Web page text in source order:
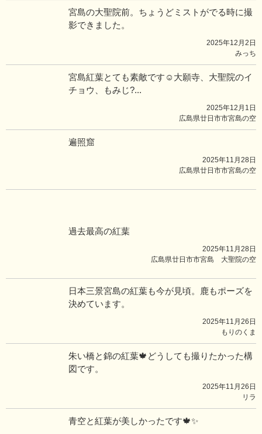
宮島の大聖院前。ちょうどミストがでる時に撮
影できました。
2025年12月2日
みっち
宮島紅葉とても素敵です☺️大願寺、大聖院のイ
チョウ、もみじ?...
2025年12月1日
広島県廿日市市宮島の空
遍照窟
2025年11月28日
広島県廿日市市宮島の空
過去最高の紅葉
2025年11月28日
広島県廿日市市宮島 大聖院の空
日本三景宮島の紅葉も今が見頃。鹿もポーズを
決めています。
2025年11月26日
もりのくま
朱い橋と錦の紅葉🍁どうしても撮りたかった構
図です。
2025年11月26日
リラ
青空と紅葉が美しかったです🍁✨